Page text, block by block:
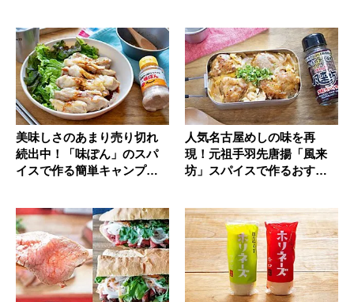
美味しさのあまり売り切れ
続出中！「味ぽん」のスパ
イスで作る簡単キャンプ飯
人気名古屋めしの味を再
現！元祖手羽先唐揚「風来
坊」スパイスで作るおすす